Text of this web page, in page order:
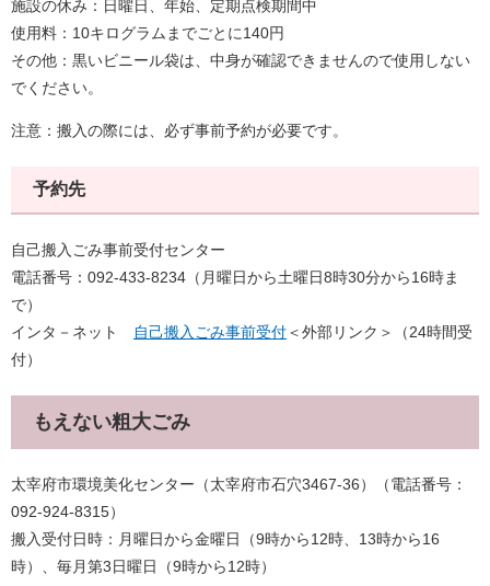
施設の休み：日曜日、年始、定期点検期間中
使用料：10キログラムまでごとに140円
その他：黒いビニール袋は、中身が確認できませんので使用しない
でください。
注意：搬入の際には、必ず事前予約が必要です。
予約先
自己搬入ごみ事前受付センター
電話番号：092-433-8234（月曜日から土曜日8時30分から16時ま
で）
インタ－ネット
自己搬入ごみ事前受付＜外部リンク＞
（24時間受
付）
もえない粗大ごみ
太宰府市環境美化センター（太宰府市石穴3467-36）（電話番号：
092-924-8315）
搬入受付日時：月曜日から金曜日（9時から12時、13時から16
時）、毎月第3日曜日（9時から12時）